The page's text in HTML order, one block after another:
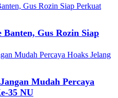
Gus Rozin Siap
Mudah Percaya
35 NU